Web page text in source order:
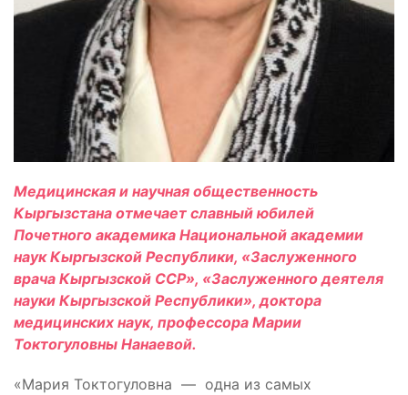
Медицинская и научная общественность
Кыргызстана отмечает славный юбилей
Почетного академика Национальной академии
наук Кыргызской Республики, «Заслуженного
врача Кыргызской ССР», «Заслуженного деятеля
науки Кыргызской Республики», доктора
медицинских наук, профессора Марии
Токтогуловны Нанаевой.
«Мария Токтогуловна — одна из самых